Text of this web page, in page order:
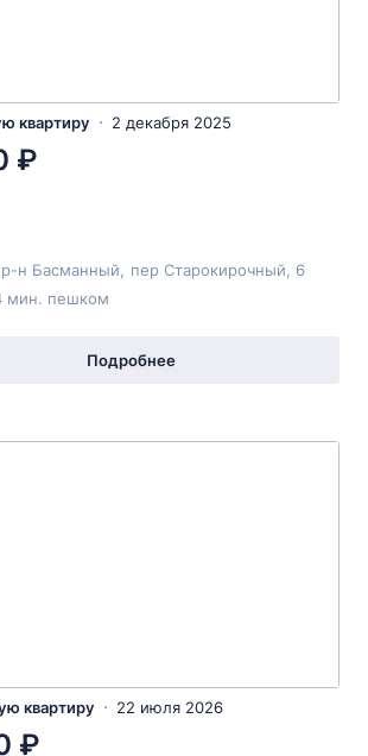
квартиру 2 декабря 2025
₽
р-н Басманный пер Старокирочный , 6
мин. пешком
Подробнее
квартиру 22 июля 2026
₽